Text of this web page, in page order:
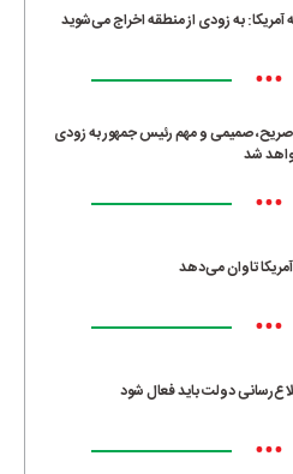
آمریکا: به زودی از منطقه اخراج می‌شوید
•••
صمیمی و مهم رئیس جمهور به زودی
شد
•••
تاوان می‌دهد
•••
دولت باید فعال شود
•••